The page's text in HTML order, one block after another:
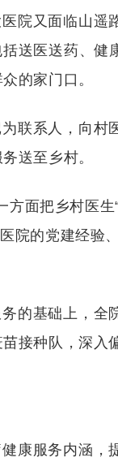
院又面临山遥
送医送药、
的家门口。
联系人，向村
送至乡村。
方面把乡村医
院的党建经验
的基础上，全
接种队，深入
康服务内涵，